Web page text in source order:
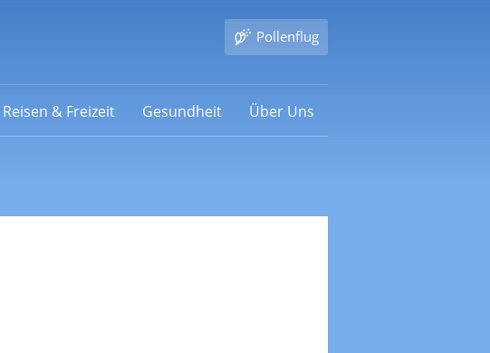
Pollenflug
Reisen & Freizeit Gesundheit Über Uns